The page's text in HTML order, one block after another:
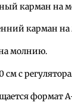
карман на
карман
на молнию.
см с
формат